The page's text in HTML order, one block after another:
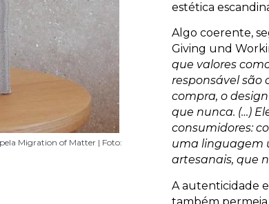
objetos atemporais a exemplo
Divulgação
| Foto: Divulgação/ Ambiente
Migration of Matter | Foto:
leites vegetais em
objetos atemporais a exemplo
Divulgação
| Foto: Divulgação/ Ambiente
estética
Algo coerente,
Giving und
que valores
responsável são
compra, o
que nunca. (…)
consumidores:
uma linguagem
artesanais, que
A autenticidade